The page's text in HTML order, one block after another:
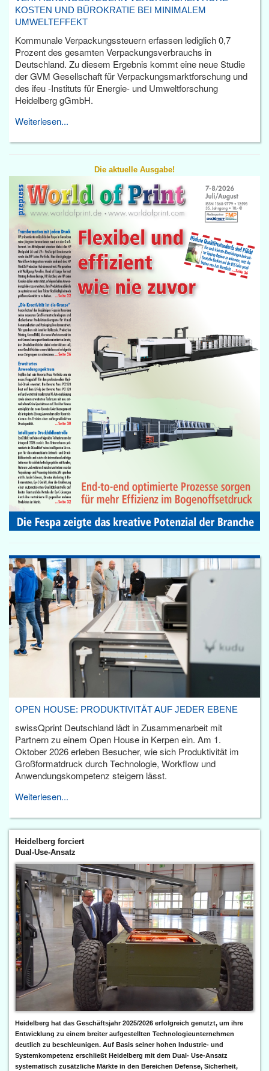
KOSTEN UND BÜROKRATIE BEI MINIMALEM
UMWELTEFFEKT
Kommunale Verpackungssteuern erfassen lediglich 0,7
Prozent des gesamten Verpackungsverbrauchs in
Deutschland. Zu diesem Ergebnis kommt eine neue Studie
der GVM Gesellschaft für Verpackungsmarktforschung und
des ifeu -Instituts für Energie- und Umweltforschung
Heidelberg gGmbH.
Weiterlesen...
Die aktuelle Ausgabe!
OPEN HOUSE: PRODUKTIVITÄT AUF JEDER EBENE
swissQprint Deutschland lädt in Zusammenarbeit mit
Partnern zu einem Open House in Kerpen ein. Am 1.
Oktober 2026 erleben Besucher, wie sich Produktivität im
Großformatdruck durch Technologie, Workflow und
Anwendungskompetenz steigern lässt.
Weiterlesen...
Heidelberg forciert
Dual-Use-Ansatz
Heidelberg hat das Geschäftsjahr 2025/2026 erfolgreich genutzt, um ihre
Entwicklung zu einem breiter aufgestellten Technologieunternehmen
deutlich zu beschleunigen. Auf Basis seiner hohen Industrie- und
Systemkompetenz erschließt Heidelberg mit dem Dual- Use-Ansatz
systematisch zusätzliche Märkte in den Bereichen Defense, Sicherheit,